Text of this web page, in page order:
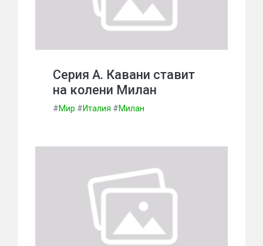
Серия А. Кавани ставит
на колени Милан
#Мир #Италия #Милан